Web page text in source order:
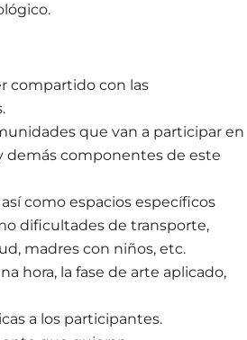
compartido con las
que van a participar en
demás componentes de este
como espacios específicos
dificultades de transporte,
madres con niños, etc.
hora, la fase de arte aplicado,
a los participantes.